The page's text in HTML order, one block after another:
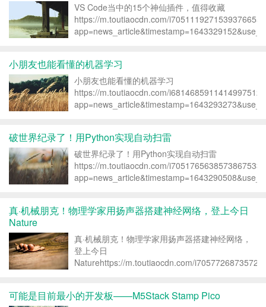
VS Code当中的15个神仙插件，值得收藏
https://m.toutiaocdn.com/i7051119271539376655/
小朋友也能看懂的机器学习
小朋友也能看懂的机器学习
https://m.toutiaocdn.com/i6814685911414997512/
破世界纪录了！用Python实现自动扫雷
破世界纪录了！用Python实现自动扫雷
https://m.toutiaocdn.com/i7051765638573867533/
真·机械朋克！物理学家用扬声器搭建神经网络，登上今日
Nature
真·机械朋克！物理学家用扬声器搭建神经网络，
登上今日
Naturehttps://m.toutiaocdn.com/
可能是目前最小的开发板——M5Stack Stamp Pico